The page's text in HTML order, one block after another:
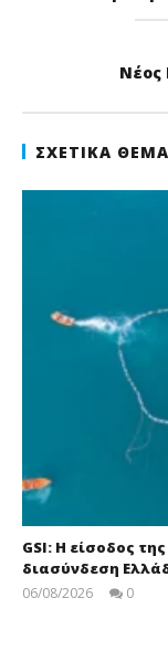
Νέος
ΣΧΕΤΙΚΆ
GSI: Η είσοδος
διασύνδεση
06/08/2026 0